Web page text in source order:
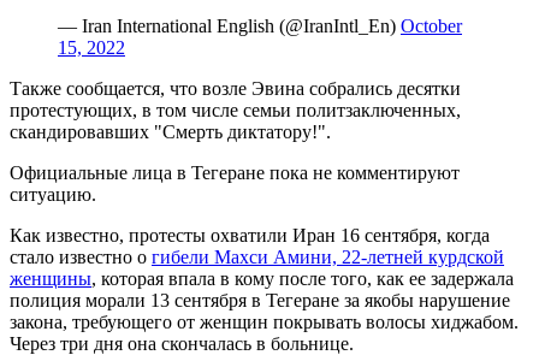
— Iran International English (@IranIntl_En) October
15, 2022
Также сообщается, что возле Эвина собрались десятки
протестующих, в том числе семьи политзаключенных,
скандировавших "Смерть диктатору!".
Официальные лица в Тегеране пока не комментируют
ситуацию.
Как известно, протесты охватили Иран 16 сентября, когда
стало известно о гибели Махси Амини, 22-летней курдской
женщины, которая впала в кому после того, как ее задержала
полиция морали 13 сентября в Тегеране за якобы нарушение
закона, требующего от женщин покрывать волосы хиджабом.
Через три дня она скончалась в больнице.